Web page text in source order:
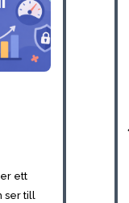
ett
ser till